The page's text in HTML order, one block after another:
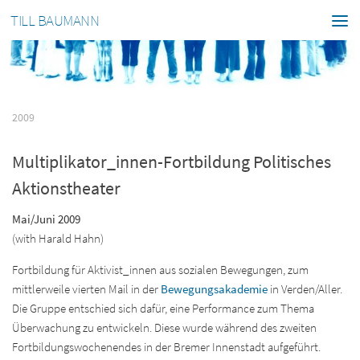
TILL BAUMANN
2009
Multiplikator_innen-Fortbildung Politisches
Aktionstheater
Mai/Juni 2009
(with Harald Hahn)
Fortbildung für Aktivist_innen aus sozialen Bewegungen, zum
mittlerweile vierten Mail in der Bewegungsakademie in Verden/Aller.
Die Gruppe entschied sich dafür, eine Performance zum Thema
Überwachung zu entwickeln. Diese wurde während des zweiten
Fortbildungswochenendes in der Bremer Innenstadt aufgeführt.